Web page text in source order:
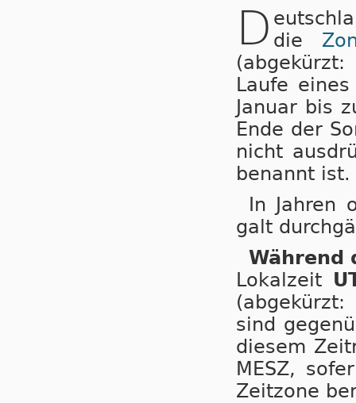
D die
Laufe
Januar bis
Ende der
nicht
benannt ist.
In Jahren
galt
Während
Lokalzeit
(abgekürzt:
sind
diesem
MESZ,
Zeitzone